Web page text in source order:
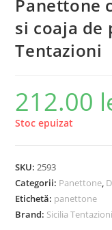
Panettone
si coaja de
Tentazioni
212.00
Stoc epuizat
SKU:2593
Categorii: Panettone,
Etichetă: panettone
Brand: Sicilia Tentazioni